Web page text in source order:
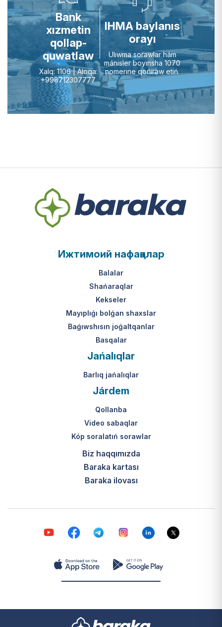
Bank
xızmetin
qollap-
quwatlaw
Xalq: 1106 | Aloqa:
+998712307777
IHMA baylanıs
orayı
Ulıwma sorawlar hám
mánisler boyınsha 1070
nomerine qońıraw etiń.
Ижтимоий нафақалар
Balalar
Shańaraqlar
Kekseler
Mayıplıǵı bolǵan shaxslar
Baǵıwshısın joǵaltqanlar
Basqalar
Jańalıqlar
Barlıq jańalıqlar
Járdem
Qollanba
Video sabaqlar
Kóp soralatıń sorawlar
Biz haqqımızda
Baraka kartası
Baraka ilovası